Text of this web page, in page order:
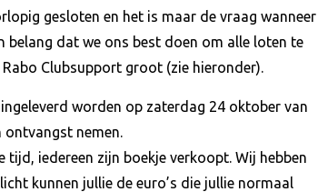
gesloten en het is maar de vraag wanneer
belang dat we ons best doen om alle loten te
Clubsupport groot (zie hieronder).
worden op zaterdag 24 oktober van
ontvangst nemen.
iedereen zijn boekje verkoopt. Wij hebben
kunnen jullie de euro’s die jullie normaal